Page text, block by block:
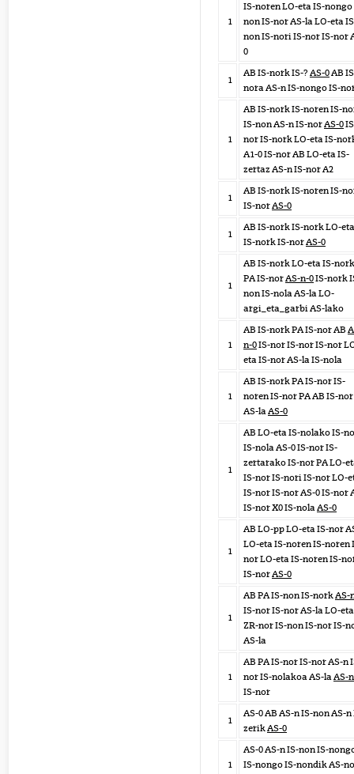
1
IS-noren LO-eta IS-nongo
non IS-nor AS-la LO-eta
non IS-nori IS-nor IS-nor
0
1
AB IS-nork IS-? AS-0AB
nora AS-n IS-nongo IS-
1
AB IS-nork IS-noren IS-
IS-non AS-n IS-norAS-0
nor IS-nork LO-eta IS-
A1-0 IS-nor AB LO-eta IS-
zertaz AS-n IS-nor A2
1
AB IS-nork IS-noren IS-
IS-norAS-0
1
AB IS-nork IS-nork LO-eta
IS-nork IS-norAS-0
1
AB IS-nork LO-eta IS-nork
PA IS-norAS-n-0IS-nork
non IS-nola AS-la LO-
argi_eta_garbi AS-lako
1
AB IS-nork PA IS-nor AB
n-0IS-nor IS-nor IS-nor
eta IS-nor AS-la IS-nola
1
AB IS-nork PA IS-nor IS-
noren IS-nor PA AB IS-nor
AS-laAS-0
1
AB LO-eta IS-nolako IS-
IS-nola AS-0 IS-nor IS-
zertarako IS-nor PA LO-
IS-nor IS-nori IS-nor LO-
IS-nor IS-nor AS-0 IS-nor
IS-nor X0 IS-nolaAS-0
1
AB LO-pp LO-eta IS-nor
LO-eta IS-noren IS-noren
nor LO-eta IS-noren IS-
IS-norAS-0
1
AB PA IS-non IS-norkAS-
IS-nor IS-nor AS-la LO-eta
ZR-nor IS-non IS-nor IS-
AS-la
1
AB PA IS-nor IS-nor AS-n
nor IS-nolakoa AS-laAS-
IS-nor
1
AS-0 AB AS-n IS-non AS-n
zerikAS-0
1
AS-0 AS-n IS-non IS-
IS-nongo IS-nondik AS-